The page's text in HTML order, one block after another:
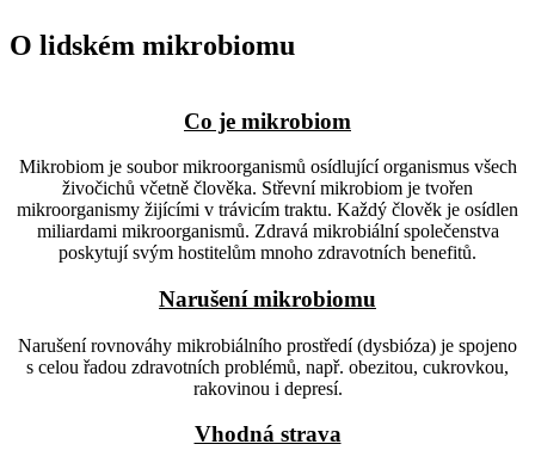
O lidském mikrobiomu
Co je mikrobiom
Mikrobiom je soubor mikroorganismů osídlující organismus všech
živočichů včetně člověka. Střevní mikrobiom je tvořen
mikroorganismy žijícími v trávicím traktu. Každý člověk je osídlen
miliardami mikroorganismů. Zdravá mikrobiální společenstva
poskytují svým hostitelům mnoho zdravotních benefitů.
Narušení mikrobiomu
Narušení rovnováhy mikrobiálního prostředí (dysbióza) je spojeno
s celou řadou zdravotních problémů, např. obezitou, cukrovkou,
rakovinou i depresí.
Vhodná strava